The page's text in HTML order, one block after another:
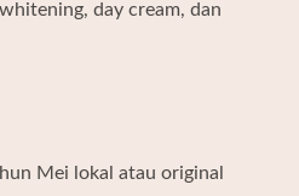
day cream, dan
Mei lokal atau original